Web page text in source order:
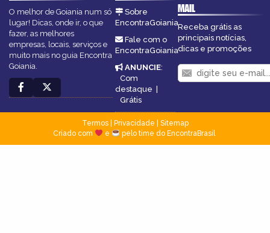
O melhor de Goiania num só
lugar! Dicas, onde ir, o que
fazer, as melhores
empresas, locais, serviços e
muito mais no guia Encontra
Goiania.
Sobre
EncontraGoiania
Fale com o
EncontraGoiania
ANUNCIE:
Com
destaque |
Grátis
MAIL
Receba grátis as
principais notícias,
dicas e promoções
Termos| Privacidade
Sitemap
Criado com
e pelo time do EncontraBrasil